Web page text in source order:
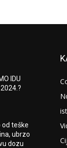
IDU
od teške
ubrzo
dozu